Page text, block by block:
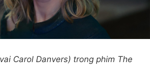
Carol Danvers) trong phim The